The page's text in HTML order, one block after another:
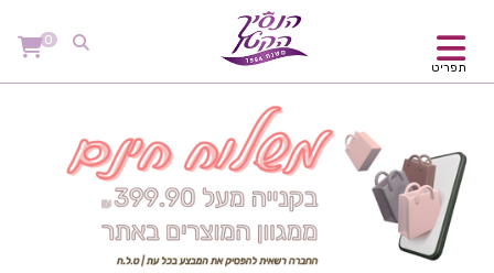
תפריט
0